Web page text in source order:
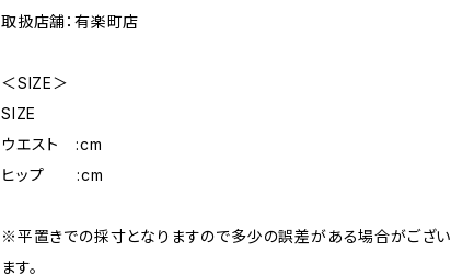
取扱店舗：有楽町店
＜SIZE＞
SIZE
ウエスト :cm
ヒップ :cm
※平置きでの採寸となりますので多少の誤差がある場合がござい
ます。